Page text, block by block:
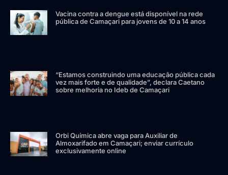
Vacina contra a dengue está disponível na rede
pública de Camaçari para jovens de 10 a 14 anos
“Estamos construindo uma educação pública cada
vez mais forte e de qualidade”, declara Caetano
sobre melhoria no Ideb de Camaçari
Orbi Química abre vaga para Auxiliar de
Almoxarifado em Camaçari; enviar currículo
exclusivamente online